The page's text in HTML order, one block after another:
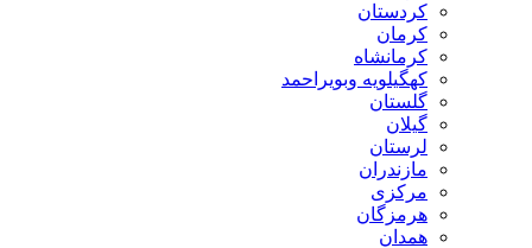
کردستان
کرمان
کرمانشاه
کهگیلویه وبویراحمد
گلستان
گیلان
لرستان
مازندران
مرکزی
هرمزگان
همدان